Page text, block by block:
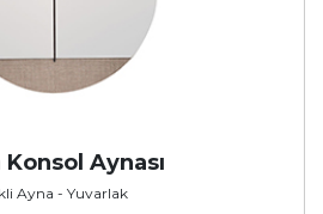
Aynası
Ayna - Yuvarlak